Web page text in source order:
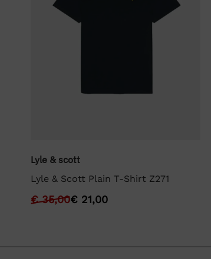
Lyle & scott
Lyle & Scott Plain T-Shirt Z271
€35,00€ 21,00